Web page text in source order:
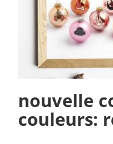
nouvelle
couleurs: